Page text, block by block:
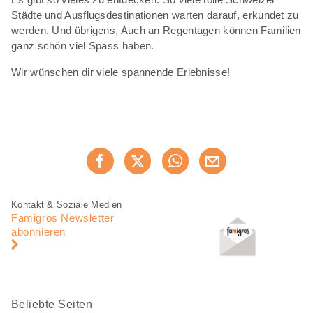
Städte und Ausflugsdestinationen warten darauf, erkundet zu
werden. Und übrigens, Auch an Regentagen können Familien
ganz schön viel Spass haben.
Wir wünschen dir viele spannende Erlebnisse!
Jetzt weiterempfehlen
Fusszeile
Fusszeile
Navigation
Kontakt & Soziale Medien
Famigros Newsletter
abonnieren
Beliebte Seiten